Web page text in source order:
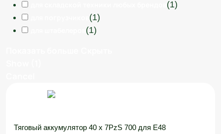
(1)
(1)
(1)
Тяговый аккумулятор 40 x 7PzS 700 для E48